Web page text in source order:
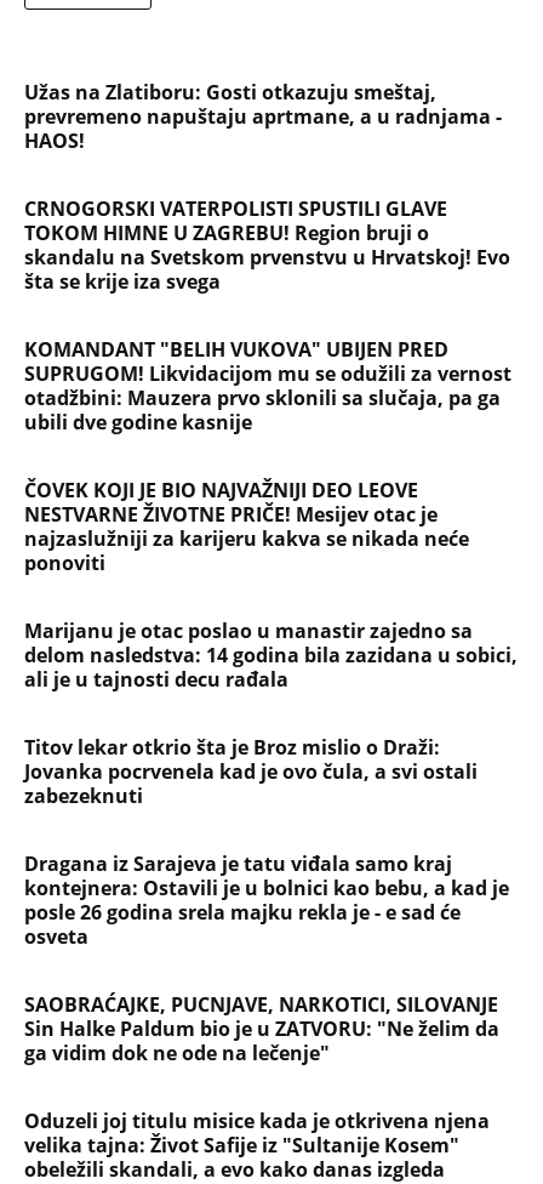
Užas na Zlatiboru: Gosti otkazuju smeštaj,
prevremeno napuštaju aprtmane, a u radnjama -
HAOS!
CRNOGORSKI VATERPOLISTI SPUSTILI GLAVE
TOKOM HIMNE U ZAGREBU! Region bruji o
skandalu na Svetskom prvenstvu u Hrvatskoj! Evo
šta se krije iza svega
KOMANDANT "BELIH VUKOVA" UBIJEN PRED
SUPRUGOM! Likvidacijom mu se odužili za vernost
otadžbini: Mauzera prvo sklonili sa slučaja, pa ga
ubili dve godine kasnije
ČOVEK KOJI JE BIO NAJVAŽNIJI DEO LEOVE
NESTVARNE ŽIVOTNE PRIČE! Mesijev otac je
najzaslužniji za karijeru kakva se nikada neće
ponoviti
Marijanu je otac poslao u manastir zajedno sa
delom nasledstva: 14 godina bila zazidana u sobici,
ali je u tajnosti decu rađala
Titov lekar otkrio šta je Broz mislio o Draži:
Jovanka pocrvenela kad je ovo čula, a svi ostali
zabezeknuti
Dragana iz Sarajeva je tatu viđala samo kraj
kontejnera: Ostavili je u bolnici kao bebu, a kad je
posle 26 godina srela majku rekla je - e sad će
osveta
SAOBRAĆAJKE, PUCNJAVE, NARKOTICI, SILOVANJE
Sin Halke Paldum bio je u ZATVORU: "Ne želim da
ga vidim dok ne ode na lečenje"
Oduzeli joj titulu misice kada je otkrivena njena
velika tajna: Život Safije iz "Sultanije Kosem"
obeležili skandali, a evo kako danas izgleda